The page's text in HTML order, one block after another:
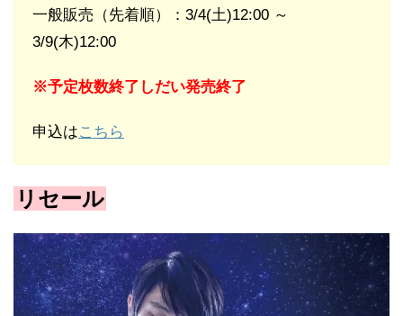
一般販売（先着順）：3/4(土)12:00 ～
3/9(木)12:00
※予定枚数終了しだい発売終了
申込はこちら
リセール